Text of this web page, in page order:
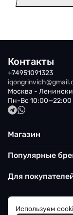
Контакты
+74951091323
Москва -
Пн-Вс 10:00—22:00
Магазин
Популярные
Для
Используем